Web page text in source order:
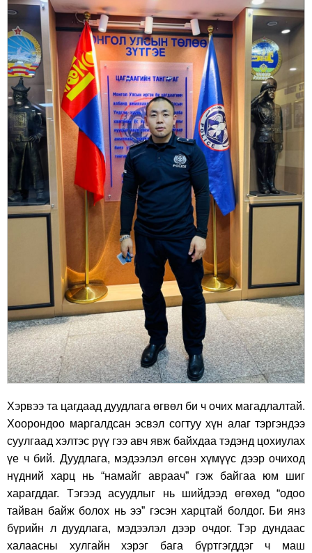
Хэрвээ та цагдаад дуудлага өгвөл би ч очих магадлалтай.
Хоорондоо маргалдсан эсвэл согтуу хүн алаг тэргэндээ
суулгаад хэлтэс рүү гээ авч явж байхдаа тэдэнд цохиулах
үе ч бий. Дуудлага, мэдээлэл өгсөн хүмүүс дээр очиход
нүдний харц нь “намайг авраач” гэж байгаа юм шиг
харагддаг. Тэгээд асуудлыг нь шийдээд өгөхөд “одоо
тайван байж болох нь ээ” гэсэн харцтай болдог. Би янз
бүрийн л дуудлага, мэдээлэл дээр очдог. Тэр дундаас
халаасны хулгайн хэрэг бага бүртгэгддэг ч маш